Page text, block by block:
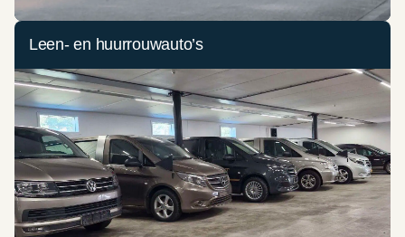
Leen- en huurrouwauto’s